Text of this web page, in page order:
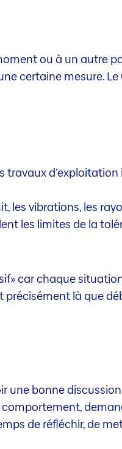
ou à un autre
certaine mesure.
d’exploitation
les vibrations, les
les limites de la
car chaque
précisément là que
une bonne
de réfléchir, de